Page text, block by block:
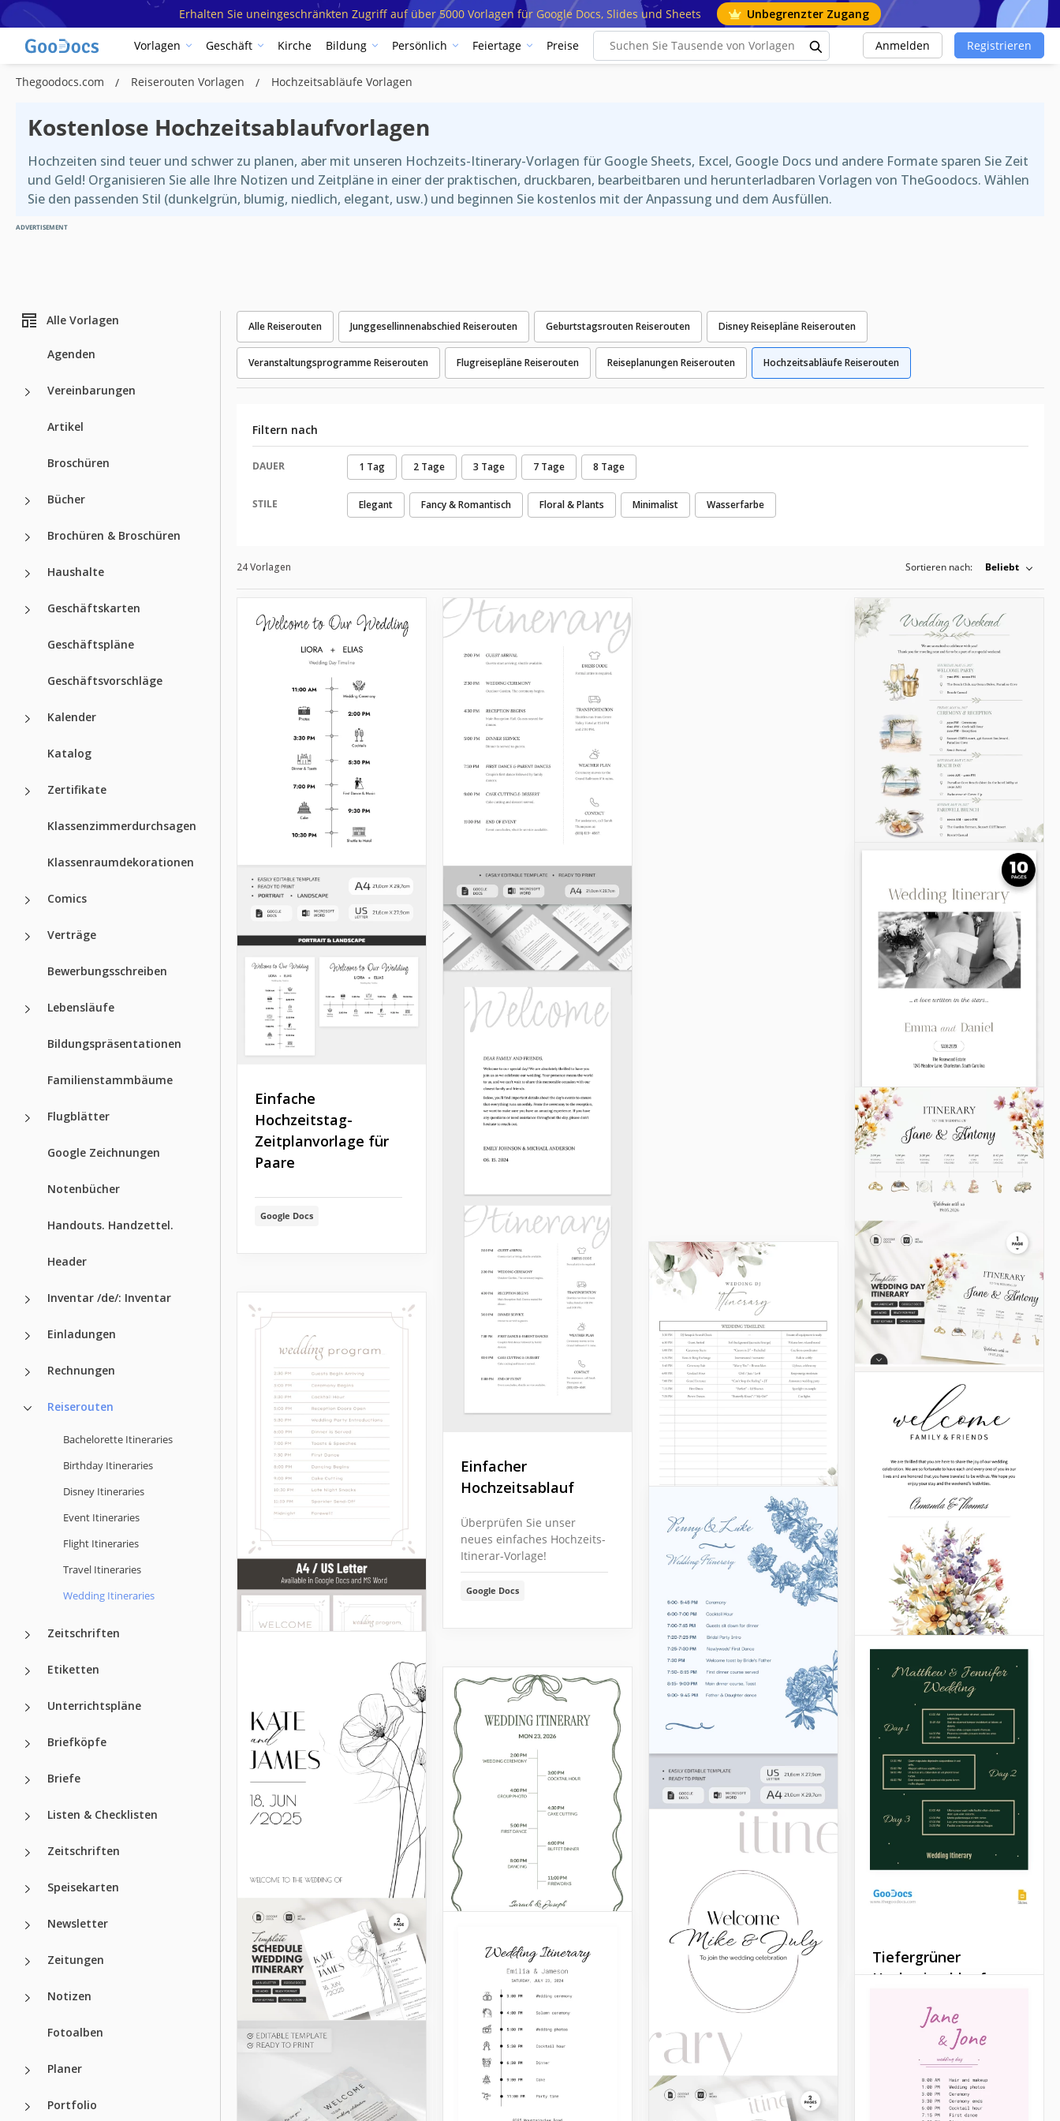
Erhalten Sie uneingeschränkten Zugriff auf über 5000 Vorlagen für Google Docs, Slides und Sheets Unbegrenzter Zugang
Vorlagen Geschäft Kirche Bildung Persönlich Feiertage Preise Anmelden Registrieren
Thegoodocs.com Reiserouten Vorlagen Hochzeitsabläufe Vorlagen
Kostenlose Hochzeitsablaufvorlagen
Hochzeiten sind teuer und schwer zu planen, aber mit unseren Hochzeits-Itinerary-Vorlagen für Google Sheets, Excel, Google Docs und andere Formate sparen Sie Zeit
und Geld! Organisieren Sie alle Ihre Notizen und Zeitpläne in einer der praktischen, druckbaren, bearbeitbaren und herunterladbaren Vorlagen von TheGoodocs. Wählen
Sie den passenden Stil (dunkelgrün, blumig, niedlich, elegant, usw.) und beginnen Sie kostenlos mit der Anpassung und dem Ausfüllen.
ADVERTISEMENT
Alle Vorlagen
Agenden
Vereinbarungen
Artikel
Broschüren
Bücher
Brochüren & Broschüren
Haushalte
Geschäftskarten
Geschäftspläne
Geschäftsvorschläge
Kalender
Katalog
Zertifikate
Klassenzimmerdurchsagen
Klassenraumdekorationen
Comics
Verträge
Bewerbungsschreiben
Lebensläufe
Bildungspräsentationen
Familienstammbäume
Flugblätter
Google Zeichnungen
Notenbücher
Handouts. Handzettel.
Header
Inventar /de/: Inventar
Einladungen
Rechnungen
Reiserouten
Bachelorette Itineraries
Birthday Itineraries
Disney Itineraries
Event Itineraries
Flight Itineraries
Travel Itineraries
Wedding Itineraries
Zeitschriften
Etiketten
Unterrichtspläne
Briefköpfe
Briefe
Listen & Checklisten
Zeitschriften
Speisekarten
Newsletter
Zeitungen
Notizen
Fotoalben
Planer
Portfolio
Alle Reiserouten Junggesellinnenabschied Reiserouten Geburtstagsrouten Reiserouten Disney Reisepläne Reiserouten
Veranstaltungsprogramme Reiserouten Flugreisepläne Reiserouten Reiseplanungen Reiserouten Hochzeitsabläufe Reiserouten
Filtern nach
DAUER 1 Tag 2 Tage 3 Tage 7 Tage 8 Tage
STILE Elegant Fancy & Romantisch Floral & Plants Minimalist Wasserfarbe
24 Vorlagen Sortieren nach: Beliebt
Einfache
Hochzeitstag-
Zeitplanvorlage für
Paare
Google Docs
Einfacher
Hochzeitsablauf
Überprüfen Sie unser
neues einfaches Hochzeits-
Itinerar-Vorlage!
Google Docs
Ziel
Hochzeitsreiseroute
Vorlage
Google Docs
Druckbare
Hochzeitsablaufvorlage
digitalen Format verwendet
oder in A4 und US Letter
Portrait-Formaten gedruckt
werden.
Google Docs
Hochzeits-DJ-
Zeitplan-Vorlage
Google Docs
Elegante
Hochzeitsablauf
Vorlage
Fantastischer
Hochzeitstermin
Haben Sie einen
Hochzeitsplan erstellt?
Möchten Sie den Gästen
mitteilen, was sie von der
Veranstaltung erwarten
Hochzeitstag-
Programmvorlage
mit stündlichem
Zeitplan
Google Docs
Tiefergrüner
Hochzeitsablauf
Wenn Sie von klassischen
rosa oder weißen Vorlagen
für eine Hochzeitsagenda
müde sind, könnte Ihnen
diese hier gefallen. Die
tiefgrüne Farbe macht sie
wirklich ungewöhnlich.